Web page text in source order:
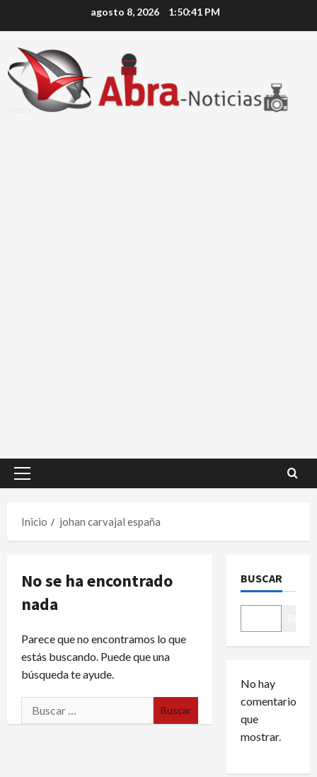
agosto 8, 2026 1:50:41 PM
Menú
Inicio
johan carvajal españa
No se ha encontrado
nada
Parece que no encontramos lo que
estás buscando. Puede que una
búsqueda te ayude.
Buscar:
BUSCAR
No hay
comentarios
que
mostrar.